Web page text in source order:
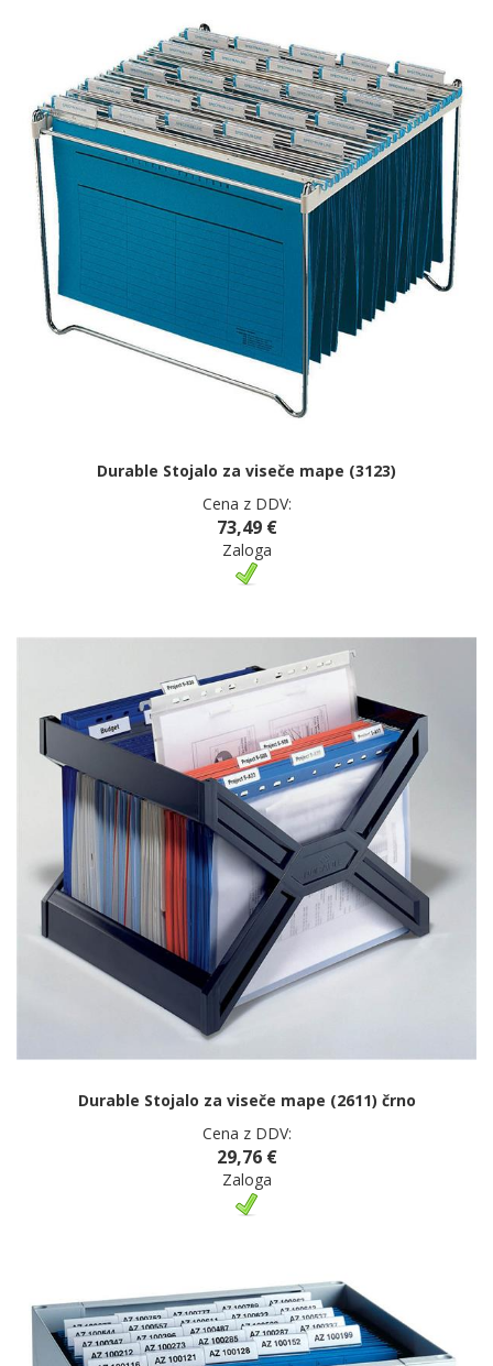
Durable Stojalo za viseče mape (3123)
Cena z DDV:
73,49 €
Zaloga
Durable Stojalo za viseče mape (2611) črno
Cena z DDV:
29,76 €
Zaloga